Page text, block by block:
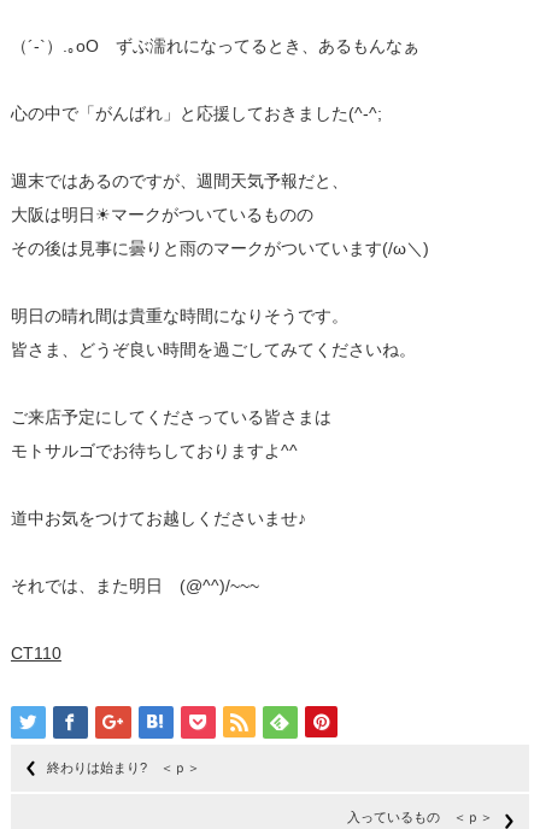
（´-`）.｡oO ずぶ濡れになってるとき、あるもんなぁ
心の中で「がんばれ」と応援しておきました(^-^;
週末ではあるのですが、週間天気予報だと、
大阪は明日☀マークがついているものの
その後は見事に曇りと雨のマークがついています(/ω＼)
明日の晴れ間は貴重な時間になりそうです。
皆さま、どうぞ良い時間を過ごしてみてくださいね。
ご来店予定にしてくださっている皆さまは
モトサルゴでお待ちしておりますよ^^
道中お気をつけてお越しくださいませ♪
それでは、また明日 (@^^)/~~~
CT110
終わりは始まり? ＜ｐ＞
入っているもの ＜ｐ＞